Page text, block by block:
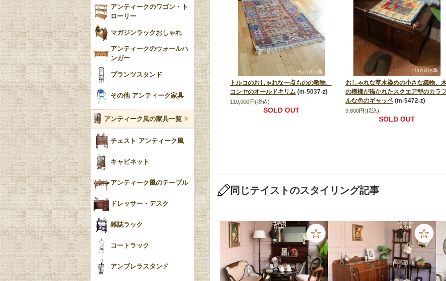
トルコのおしゃれな一点ものの敷物、
コンヤのオールドキリム (m-5037-z)
110,000円(税込)
SOLD OUT
おしゃれな草木染めの小さな織物、
の模様が描かれたスクエア型のカラ
ルな色のギャッベ (m-5472-z)
9,800円(税込)
SOLD OUT
同じテイストのスタイリング記事
アンティークのワゴン・ト
ローリー
マガジンラックおしゃれ
アンティークのウォールハ
ンガー
プランツスタンド
その他 アンティーク家具
アンティーク風の家具一覧
チェスト アンティーク風
キャビネット
アンティーク風のテーブル
ドレッサー・デスク
雑誌ラック
コートラック
アンブレラスタンド